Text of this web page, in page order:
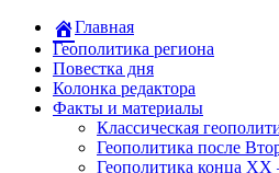
Главная
Геополитика региона
Повестка дня
Колонка редактора
Факты и материалы
Классическая
Геополитика после
Геополитика конца